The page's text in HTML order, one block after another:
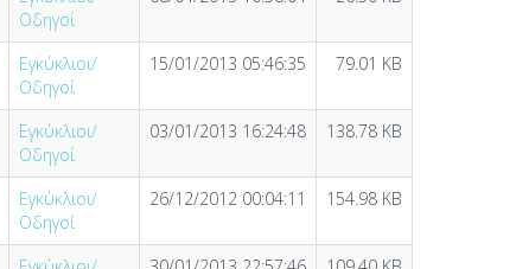
Οδηγοί
Εγκύκλιοι/
Οδηγοί
15/01/2013 05:46:35 79.01 KB
Εγκύκλιοι/
Οδηγοί
03/01/2013 16:24:48 138.78 KB
Εγκύκλιοι/
Οδηγοί
26/12/2012 00:04:11 154.98 KB